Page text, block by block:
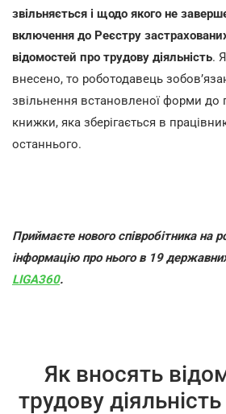
звільняється і щодо якого не
включення до Реєстру застрахованих
відомостей про трудову діяльність.
внесено, то роботодавець
звільнення встановленої форми до
книжки, яка зберігається в
останнього.
Приймаєте нового співробітника на
інформацію про нього в 19
LIGA360.
Як вносять
трудову